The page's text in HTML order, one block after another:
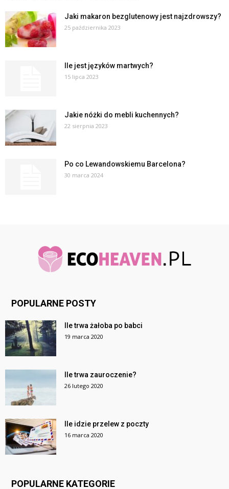
Jaki makaron bezglutenowy jest najzdrowszy?
25 października 2023
Ile jest języków martwych?
15 lipca 2023
Jakie nóżki do mebli kuchennych?
22 sierpnia 2023
Po co Lewandowskiemu Barcelona?
30 marca 2024
POPULARNE POSTY
Ile trwa żałoba po babci
19 marca 2020
Ile trwa zauroczenie?
26 lutego 2020
Ile idzie przelew z poczty
16 marca 2020
POPULARNE KATEGORIE